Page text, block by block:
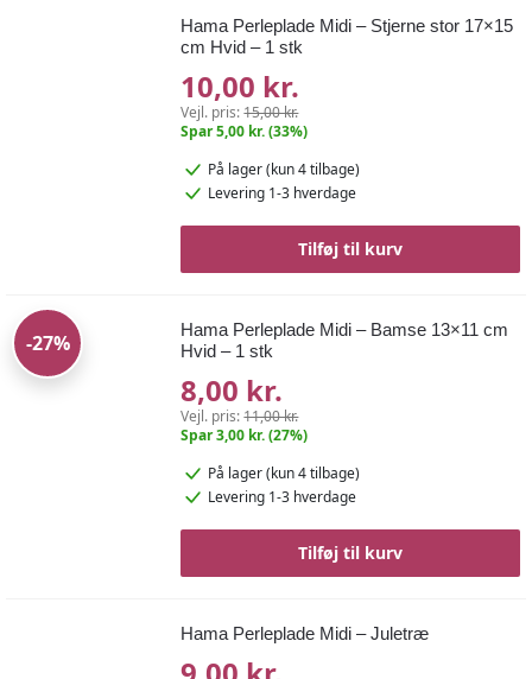
Hama Perleplade Midi – Stjerne stor 17×15
cm Hvid – 1 stk
10,00 kr.
Vejl. pris:15,00 kr.
Spar 5,00 kr. (33%)
På lager(kun 4 tilbage)
Levering 1-3 hverdage
Tilføj til kurv
-27%
Hama Perleplade Midi – Bamse 13×11 cm
Hvid – 1 stk
8,00 kr.
Vejl. pris:11,00 kr.
Spar 3,00 kr. (27%)
På lager(kun 4 tilbage)
Levering 1-3 hverdage
Tilføj til kurv
Hama Perleplade Midi – Juletræ